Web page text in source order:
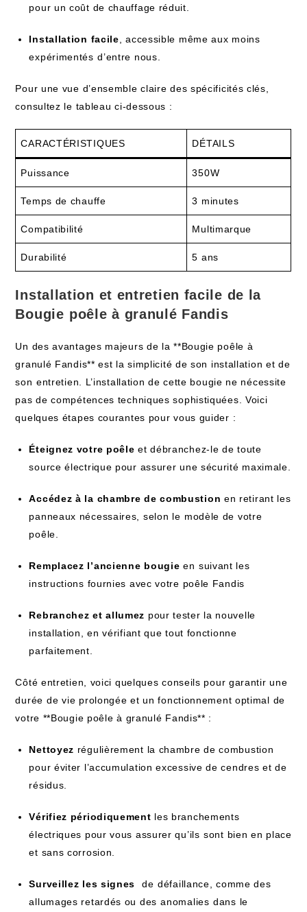
pour un coût de chauffage réduit.
Installation facile , accessible même aux moins
expérimentés ⁢d’entre nous.
Pour une vue d’ensemble claire des spécificités clés,
consultez le tableau ci-dessous :
CARACTÉRISTIQUES DÉTAILS
Puissance 350W
Temps de chauffe 3 minutes
Compatibilité Multimarque
Durabilité 5 ans
Installation et entretien facile de la
Bougie⁢ poêle à granulé Fandis
Un des avantages majeurs de la **Bougie poêle à
granulé Fandis** est la simplicité de son installation et ​de
son⁢ entretien. L’installation de cette bougie ne nécessite​
pas de compétences techniques sophistiquées. Voici
quelques étapes courantes pour vous guider⁢ :
Éteignez votre poêle et débranchez-le de toute
source électrique pour assurer une sécurité maximale.
Accédez à la chambre‌ de combustion en retirant les
panneaux nécessaires, selon le⁤ modèle de votre
poêle.
Remplacez l’ancienne bougie en⁣ suivant les
instructions fournies avec votre poêle Fandis
Rebranchez et allumez pour tester la nouvelle
installation, en vérifiant​ que tout fonctionne
parfaitement.
Côté entretien, voici quelques conseils‍ pour garantir une
durée⁣ de vie prolongée ​et un fonctionnement ​optimal de
votre **Bougie poêle à granulé Fandis** :
Nettoyez régulièrement ‍la chambre de combustion
pour éviter l’accumulation excessive de cendres et de
résidus.
Vérifiez ‍périodiquement les branchements
électriques pour vous assurer qu’ils ⁤sont bien en place
et sans corrosion.
Surveillez les signes ⁣ de⁣ défaillance, comme des
allumages retardés ou des ⁤anomalies⁣ dans le